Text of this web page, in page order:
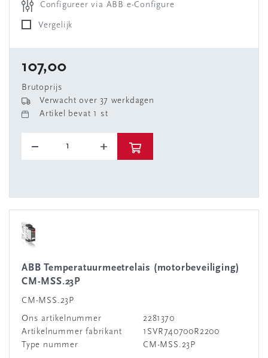
Configureer via ABB e-Configure
Vergelijk
107,00
Brutoprijs
Verwacht over 37 werkdagen
Artikel bevat 1 st
ABB Temperatuurmeetrelais (motorbeveiliging)
CM-MSS.23P
CM-MSS.23P
Ons artikelnummer
2281370
Artikelnummer fabrikant
1SVR740700R2200
Type nummer
CM-MSS.23P